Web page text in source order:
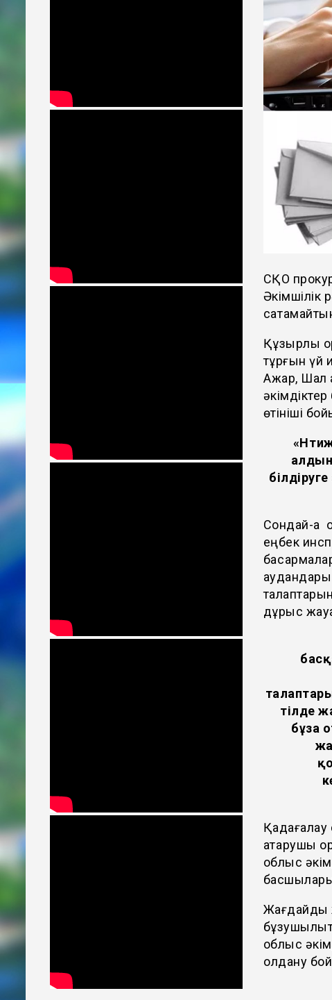
СҚО
Әкімшілік
Құзырлы
тұрғын үй
Ақжар,
өтініші
Сондай-ақ
еңбек
аудандары
дұрыс
тілде
бұза
Қадағалау
атқарушы
облыс
Жағдайды
облыс
қолдану